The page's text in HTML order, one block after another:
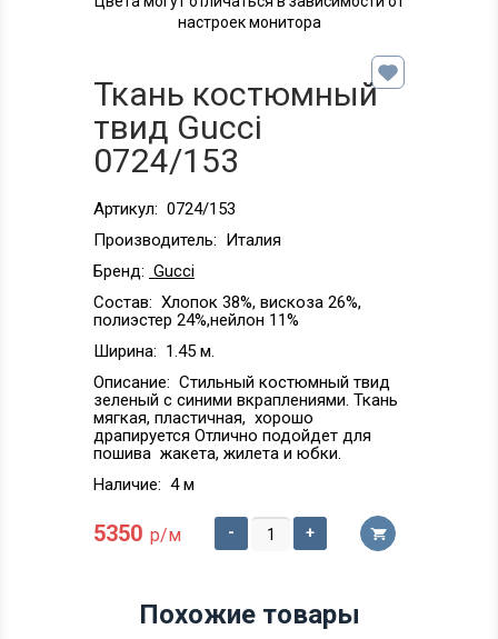
настроек монитора
Ткань костюмный
твид Gucci
0724/153
Артикул: 0724/153
Производитель: Италия
Бренд: Gucci
Состав: Хлопок 38%, вискоза 26%,
полиэстер 24%,нейлон 11%
Ширина: 1.45 м.
Описание: Стильный костюмный твид
зеленый с синими вкраплениями. Ткань
мягкая, пластичная, хорошо
драпируется Отлично подойдет для
пошива жакета, жилета и юбки.
Наличие: 4 м
5350 р/м - +
Похожие товары